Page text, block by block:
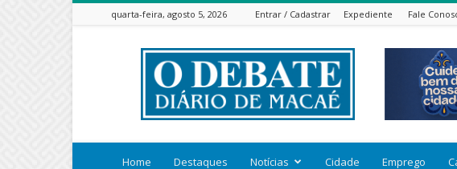
quarta-feira, agosto 5, 2026 Entrar / Cadastrar Expediente Fale
ODEBATEON
Home Destaques Notícias Cidade Emprego